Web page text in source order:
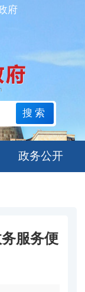
府
搜索
政务公开
务服务便